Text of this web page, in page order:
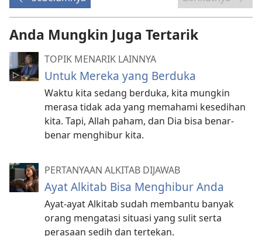
Anda Mungkin Juga Tertarik
TOPIK MENARIK LAINNYA
Untuk Mereka yang Berduka
Waktu kita sedang berduka, kita mungkin
merasa tidak ada yang memahami kesedihan
kita. Tapi, Allah paham, dan Dia bisa benar-
benar menghibur kita.
PERTANYAAN ALKITAB DIJAWAB
Ayat Alkitab Bisa Menghibur Anda
Ayat-ayat Alkitab sudah membantu banyak
orang mengatasi situasi yang sulit serta
perasaan sedih dan tertekan.